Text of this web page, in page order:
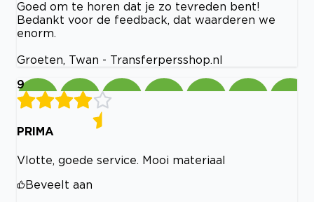
Goed om te horen dat je zo tevreden bent!
Bedankt voor de feedback, dat waarderen we
enorm.
Groeten, Twan - Transferpersshop.nl
9
PRIMA
Vlotte, goede service. Mooi materiaal
Beveelt aan